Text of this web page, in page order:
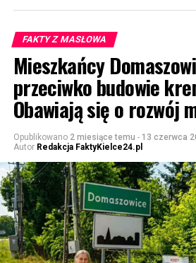
FAKTY Z MASŁOWA
Mieszkańcy
przeciwko budowie
Obawiają się o rozwój
Opublikowano 2 miesiące temu - 13 czerwca
Autor Redakcja FaktyKielce24.pl